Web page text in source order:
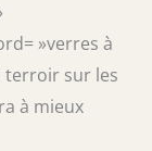
»verres à
terroir sur les
à mieux